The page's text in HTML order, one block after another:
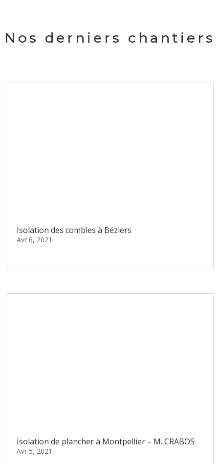
Nos derniers chantiers
Isolation des combles à Béziers
Avr 6, 2021
Isolation de plancher à Montpellier – M. CRABOS
Avr 5, 2021